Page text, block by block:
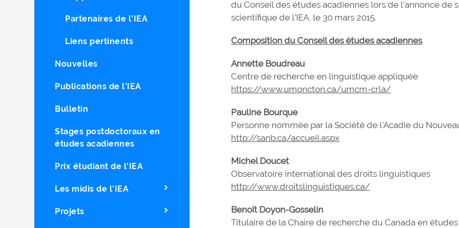
Partenaires de l'IEA
Liens pertinents
Nouvelles
Publications de l’IEA
Bulletin
Stages postdoctoraux en
études acadiennes
Prix étudiant de l'IEA
Les midis de l'IEA
Projets
du Conseil des études acadiennes lors de l’annonce
scientifique de l’IEA, le 30 mars 2015.
Composition du Conseil des études acadiennes
Annette Boudreau
Centre de recherche en linguistique appliquée
https://www.umoncton.ca/umcm-crla/
Pauline Bourque
Personne nommée par la Société de l'Acadie du
http://sanb.ca/accueil.aspx
Michel Doucet
Observatoire international des droits linguistiques
http://www.droitslinguistiques.ca/
Benoît Doyon-Gosselin
Titulaire de la Chaire de recherche du Canada en